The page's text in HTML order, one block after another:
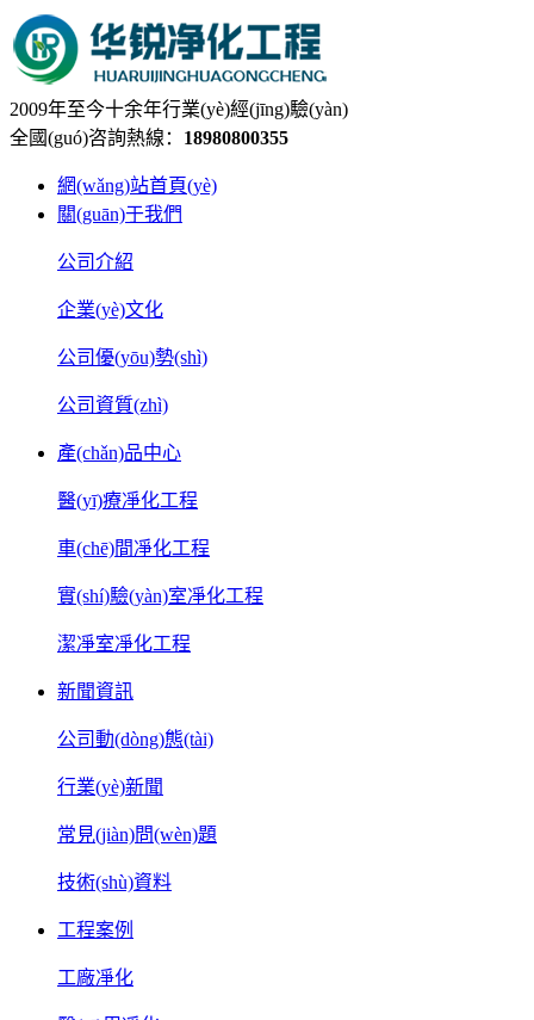
2009年至今十余年行業(yè)經(jīng)驗(yàn)
全國(guó)咨詢熱線： 18980800355
網(wǎng)站首頁(yè)
關(guān)于我們
公司介紹
企業(yè)文化
公司優(yōu)勢(shì)
公司資質(zhì)
產(chǎn)品中心
醫(yī)療凈化工程
車(chē)間凈化工程
實(shí)驗(yàn)室凈化工程
潔凈室凈化工程
新聞資訊
公司動(dòng)態(tài)
行業(yè)新聞
常見(jiàn)問(wèn)題
技術(shù)資料
工程案例
工廠凈化